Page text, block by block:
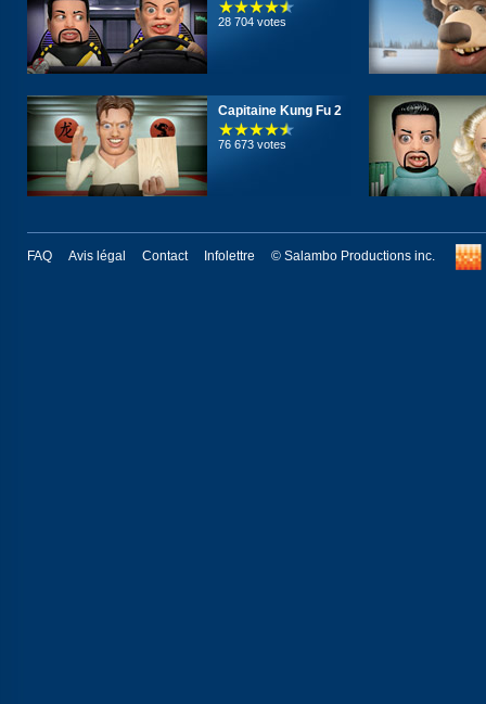
28 704 votes
Capitaine Kung Fu 2
76 673 votes
FAQ Avis légal Contact Infolettre © Salambo Productions inc.